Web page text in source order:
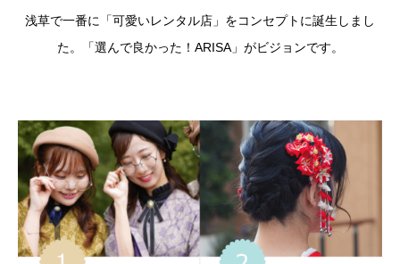
浅草で一番に「可愛いレンタル店」をコンセプトに誕生しまし
た。「選んで良かった！ARISA」がビジョンです。